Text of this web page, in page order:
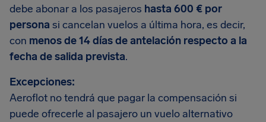
debe abonar a los pasajeros hasta 600 € por
persona si cancelan vuelos a última hora, es decir,
con menos de 14 días de antelación respecto a la
fecha de salida prevista.
Excepciones:
Aeroflot no tendrá que pagar la compensación si
puede ofrecerle al pasajero un vuelo alternativo